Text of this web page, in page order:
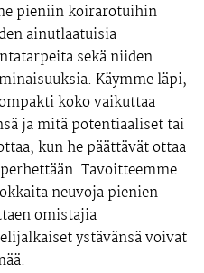
pieniin koirarotuihin
ainutlaatuisia
sekä niiden
Käymme läpi,
koko vaikuttaa
ja mitä potentiaaliset tai
kun he päättävät ottaa
Tavoitteemme
neuvoja pienien
omistajia
ystävänsä voivat